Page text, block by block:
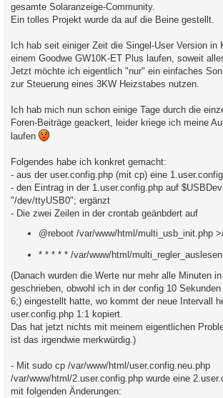
g
gesamte Solaranzeige-Community.
Ein tolles Projekt wurde da auf die Beine gestellt.
Ich hab seit einiger Zeit die Singel-User Version in
einem Goodwe GW10K-ET Plus laufen, soweit
Jetzt möchte ich eigentlich "nur" ein einfaches
zur Steuerung eines 3KW Heizstabes nutzen.
Ich hab mich nun schon einige Tage durch die
Foren-Beiträge geackert, leider kriege ich meine
laufen
Folgendes habe ich konkret gemacht:
- aus der user.config.php (mit cp) eine
- den Eintrag in der 1.user.config.php auf
"/dev/ttyUSB0"; ergänzt
- Die zwei Zeilen in der crontab geänbdert auf
@reboot /var/www/html/multi_usb_init.php
* * * * * /var/www/html/
(Danach wurden die Werte nur mehr alle Minuten
geschrieben, obwohl ich in der config 10 Sekunden
6;) eingestellt hatte, wo kommt der neue Intervall
user.config.php 1:1 kopiert.
Das hat jetzt nichts mit meinem eigentlichen
ist das irgendwie merkwürdig.)
- Mit sudo cp /var/www/html/user.config.neu.php
/var/www/html/2.user.config.php wurde eine
mit folgenden Änderungen: